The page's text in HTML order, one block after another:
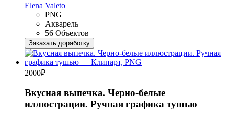
Elena Valeto
PNG
Акварель
56 Объектов
Заказать доработку
2000₽
Вкусная выпечка. Черно-белые
иллюстрации. Ручная графика тушью